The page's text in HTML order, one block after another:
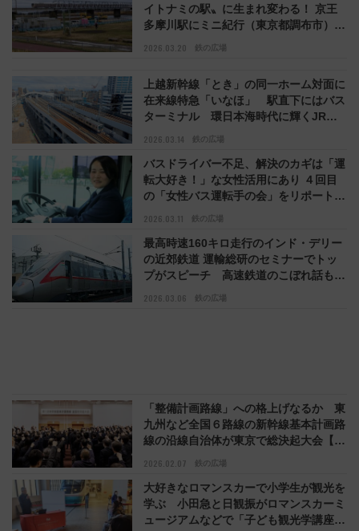
2026.03.20 鉄の広場
イトナミの駅〟に生まれ変わる！ 京王
多摩川駅にミニ紀行（東京都調布市）
2026.03.14 鉄の広場
上越新幹線「とき」の同一ホーム対面に
在来線特急「いなほ」 駅直下にはバス
ターミナル 環日本海時代に輝くJR新
2026.03.11 鉄の広場
バスドライバー不足、解決のカギは「運
転大好き！」な女性活用にあり ４回目
の「女性バス運転手の会」をリポート
2026.03.06 鉄の広場
最高時速160キロ走行のインド・デリー
の近郊鉄道 運輸総研のセミナーでトッ
プがスピーチ 高速鉄道のこぼれ話もご
2026.02.07 鉄の広場
「整備計画路線」への格上げなるか 東
九州など全国６路線の新幹線基本計画路
線の沿線自治体が東京で総決起大会【コ
大好きなロマンスカーで小学生が観光を
学ぶ 小田急と日観振がロマンスカーミ
ュージアムなどで「子ども観光学講座」